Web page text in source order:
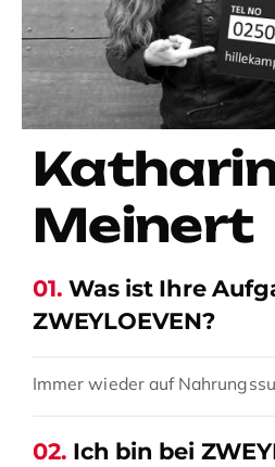
Meinert
01. Was ist Ihre
ZWEYLOEVEN?
Immer wieder auf
02. Ich bin bei